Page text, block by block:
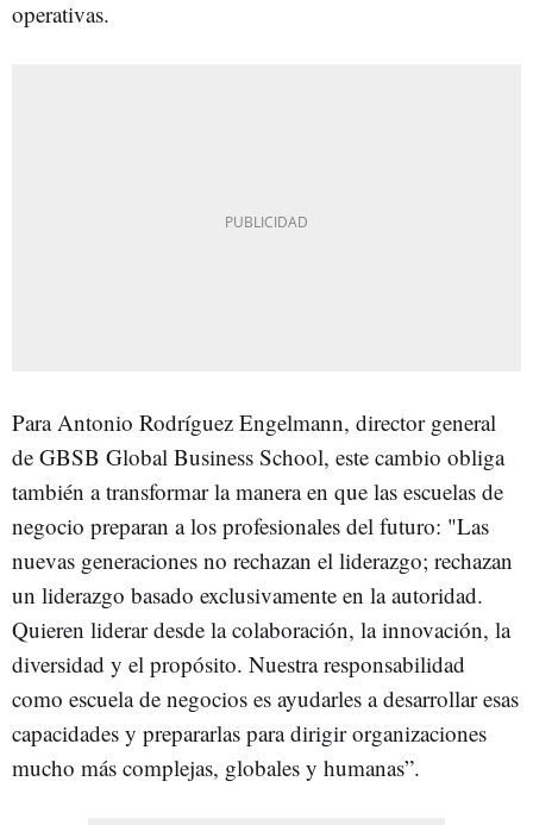
operativas.
Para Antonio Rodríguez Engelmann, director general
de GBSB Global Business School, este cambio obliga
también a transformar la manera en que las escuelas de
negocio preparan a los profesionales del futuro: "Las
nuevas generaciones no rechazan el liderazgo; rechazan
un liderazgo basado exclusivamente en la autoridad.
Quieren liderar desde la colaboración, la innovación, la
diversidad y el propósito. Nuestra responsabilidad
como escuela de negocios es ayudarles a desarrollar esas
capacidades y prepararlas para dirigir organizaciones
mucho más complejas, globales y humanas”.